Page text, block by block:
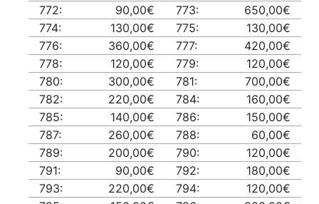
772:
90,00€ 773:
650,00€
774:
130,00€ 775:
130,00€
776:
360,00€ 777:
420,00€
778:
120,00€ 779:
120,00€
780:
300,00€ 781:
700,00€
782:
220,00€ 784:
160,00€
785:
140,00€ 786:
150,00€
787:
260,00€ 788:
60,00€
789:
200,00€ 790:
120,00€
791:
90,00€ 792:
180,00€
793:
220,00€ 794:
120,00€